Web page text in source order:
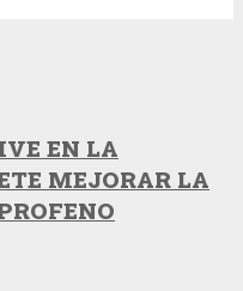
EN LA
MEJORAR LA